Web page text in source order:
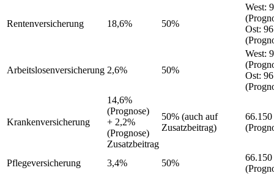
Rentenversicherung 18,6% 50%
West:
Ost:
Arbeitslosenversicherung 2,6% 50%
West:
Ost:
Krankenversicherung
14,6%
(Prognose)
+ 2,2%
(Prognose)
Zusatzbeitrag
50% (auch auf
Zusatzbeitrag)
66.150
Pflegeversicherung 3,4% 50%
66.150